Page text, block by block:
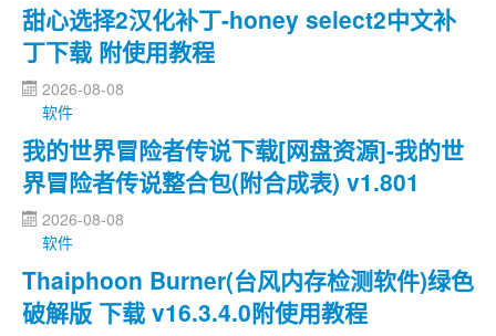
甜心选择2汉化补丁-honey select2中文补
丁下载 附使用教程
2026-08-08
软件
我的世界冒险者传说下载[网盘资源]-我的世
界冒险者传说整合包(附合成表) v1.801
2026-08-08
软件
Thaiphoon Burner(台风内存检测软件)绿色
破解版 下载 v16.3.4.0附使用教程